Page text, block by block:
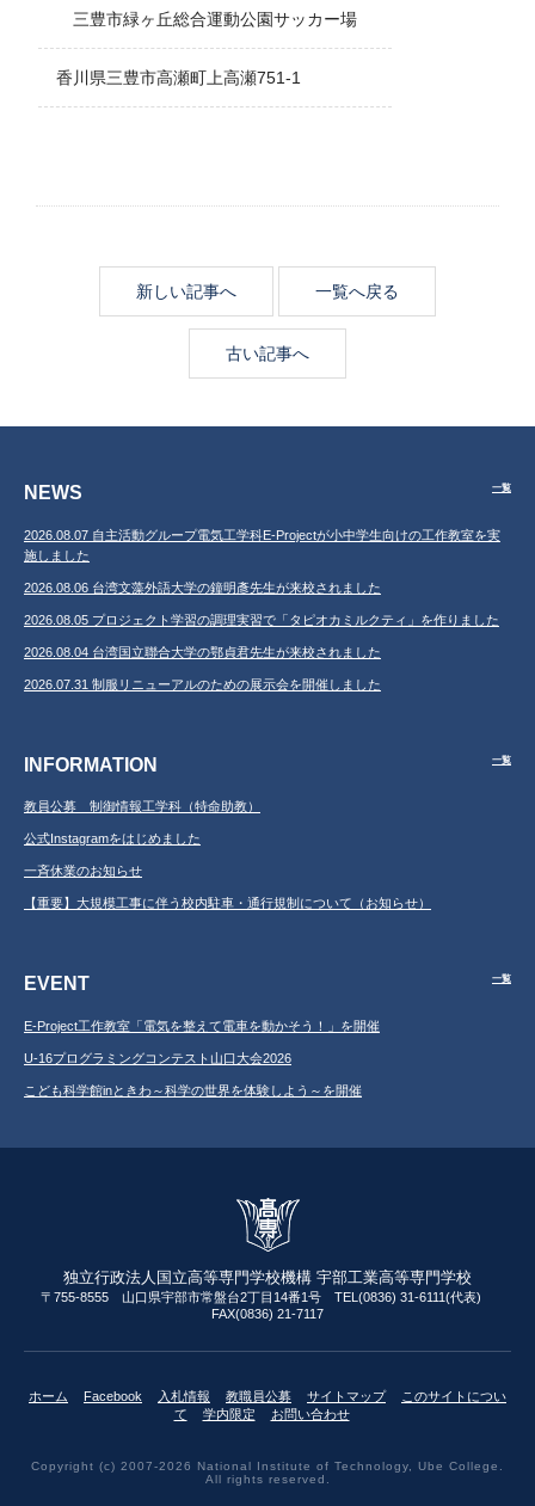
三豊市緑ヶ丘総合運動公園サッカー場
香川県三豊市高瀬町上高瀬751-1
新しい記事へ 一覧へ戻る
古い記事へ
NEWS 一覧
2026.08.07 自主活動グループ電気工学科E-Projectが小中学生向けの工作教室を実
施しました
2026.08.06 台湾文藻外語大学の鐘明彥先生が来校されました
2026.08.05 プロジェクト学習の調理実習で「タピオカミルクティ」を作りました
2026.08.04 台湾国立聯合大学の鄂貞君先生が来校されました
2026.07.31 制服リニューアルのための展示会を開催しました
INFORMATION 一覧
教員公募 制御情報工学科（特命助教）
公式Instagramをはじめました
一斉休業のお知らせ
【重要】大規模工事に伴う校内駐車・通行規制について（お知らせ）
EVENT 一覧
E-Project工作教室「電気を整えて電車を動かそう！」を開催
U-16プログラミングコンテスト山口大会2026
こども科学館inときわ～科学の世界を体験しよう～を開催
独立行政法人国立高等専門学校機構 宇部工業高等専門学校
〒755-8555 山口県宇部市常盤台2丁目14番1号 TEL(0836) 31-6111(代表)
FAX(0836) 21-7117
ホーム Facebook 入札情報 教職員公募 サイトマップ
このサイトについ
て
学内限定 お問い合わせ
Copyright (c) 2007-2026 National Institute of Technology, Ube College.
All rights reserved.